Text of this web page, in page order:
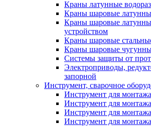
Краны латунные
Краны шаровые
Краны шаровые
устройством
Краны шаровые
Краны шаровые
Системы защиты от
Электроприводы,
запорной
Инструмент, сварочное
Инструмент для
Инструмент для
Инструмент для
Инструмент для